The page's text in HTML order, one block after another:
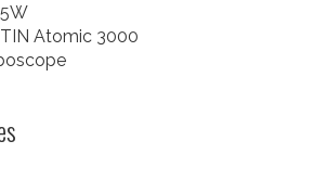
Atomic 3000